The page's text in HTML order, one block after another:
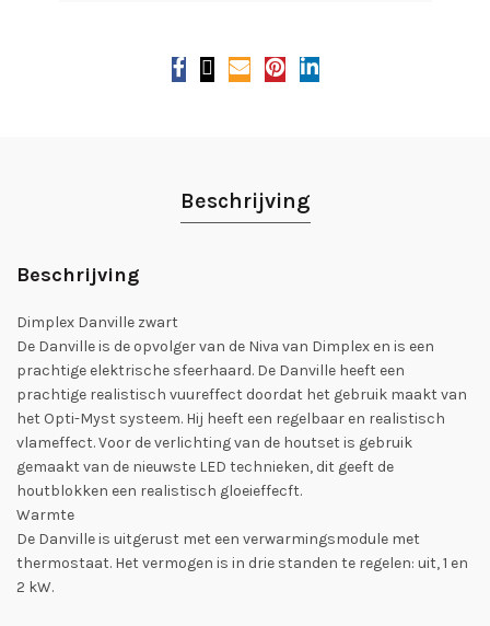
Beschrijving
Beschrijving
Dimplex Danville zwart
De Danville is de opvolger van de Niva van Dimplex en is een
prachtige elektrische sfeerhaard. De Danville heeft een
prachtige realistisch vuureffect doordat het gebruik maakt van
het Opti-Myst systeem. Hij heeft een regelbaar en realistisch
vlameffect. Voor de verlichting van de houtset is gebruik
gemaakt van de nieuwste LED technieken, dit geeft de
houtblokken een realistisch gloeieffecft.
Warmte
De Danville is uitgerust met een verwarmingsmodule met
thermostaat. Het vermogen is in drie standen te regelen: uit, 1 en
2 kW.